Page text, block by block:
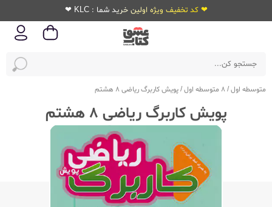
❤ کد تخفیف ویژه اولین خرید شما : KLC ❤
متوسطه اول/8 متوسطه اول /پویش کاربرگ ریاضی 8 هشتم
پویش کاربرگ ریاضی 8 هشتم